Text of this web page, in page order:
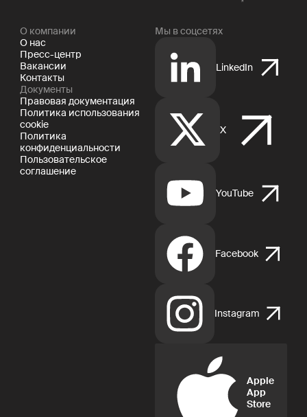
О компании
О нас
Пресс-центр
Вакансии
Контакты
Документы
Правовая документация
Политика использования
cookie
Политика
конфиденциальности
Пользовательское
соглашение
Мы в соцсетях
LinkedIn
X
YouTube
Facebook
Instagram
Apple
App
Store